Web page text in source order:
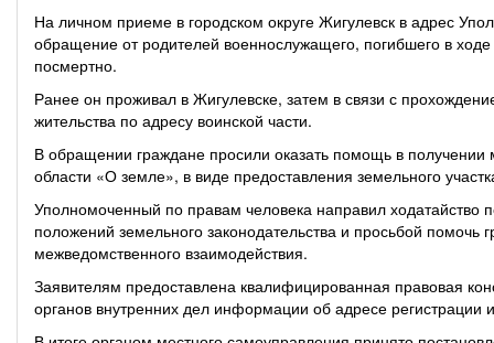
На личном приеме в городском округе Жигулевск в адрес
обращение от родителей военнослужащего, погибшего в
посмертно.
Ранее он проживал в Жигулевске, затем в связи с
жительства по адресу воинской части.
В обращении граждане просили оказать помощь в
области «О земле», в виде предоставления земельного
Уполномоченный по правам человека направил ходатайство
положений земельного законодательства и просьбой
межведомственного взаимодействия.
Заявителям предоставлена квалифицированная правовая
органов внутренних дел информации об адресе